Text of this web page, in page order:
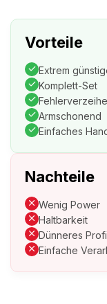
Vorteile
Extrem
Komplett-Set
Armschonend
Einfaches
Nachteile
Wenig Power
Haltbarkeit
Dünneres
Einfache